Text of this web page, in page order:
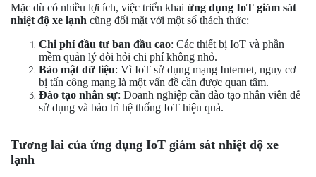
Mặc dù có nhiều lợi ích, việc triển khai ứng dụng IoT giám sát
nhiệt độ xe lạnh cũng đối mặt với một số thách thức:
Chi phí đầu tư ban đầu cao: Các thiết bị IoT và phần
mềm quản lý đòi hỏi chi phí không nhỏ.
Bảo mật dữ liệu: Vì IoT sử dụng mạng Internet, nguy cơ
bị tấn công mạng là một vấn đề cần được quan tâm.
Đào tạo nhân sự: Doanh nghiệp cần đào tạo nhân viên để
sử dụng và bảo trì hệ thống IoT hiệu quả.
Tương lai của ứng dụng IoT giám sát nhiệt độ xe
lạnh